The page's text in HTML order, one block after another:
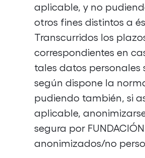
aplicable, y no
otros fines distintos a
Transcurridos los
correspondientes en
tales datos personales
según dispone la
pudiendo también, si
aplicable,
segura por
anonimizados/no